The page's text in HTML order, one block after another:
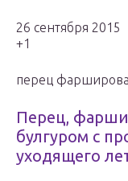
26 сентября 2015
+1
перец
Перец,
булгуром с
уходящего